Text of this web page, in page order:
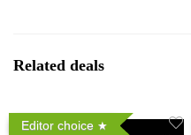
Related deals
Editor choice